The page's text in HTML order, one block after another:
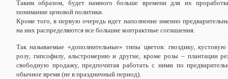
Таким образом, будет намного больше времени для их
понимание ценовой политики.
Кроме того, в первую очередь идет наполнение именно
на них распределяются все большие контрактные соглашения.
Так называемые «дополнительные» типы цветов: гвоздику, кустовую
розу, гипсофилу, альстромерию и другие, кроме розы – плантации
свободную продажу, предпочитая работать с ними по
обычное время (не в праздничный период).